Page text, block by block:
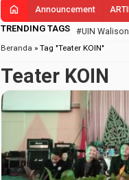
home Announcement
TRENDING TAGS #UIN
Beranda » Tag "Teater KOIN"
Teater KOIN